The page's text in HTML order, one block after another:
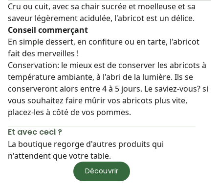
Cru ou cuit, avec sa chair sucrée et moelleuse et sa
saveur légèrement acidulée, l'abricot est un délice.
Conseil commerçant
En simple dessert, en confiture ou en tarte, l'abricot
fait des merveilles !
Conservation: le mieux est de conserver les abricots à
température ambiante, à l'abri de la lumière. Ils se
conserveront alors entre 4 à 5 jours. Le saviez-vous? si
vous souhaitez faire mûrir vos abricots plus vite,
placez-les à côté de vos pommes.
Et avec ceci ?
La boutique regorge d'autres produits qui
n'attendent que votre table.
Découvrir